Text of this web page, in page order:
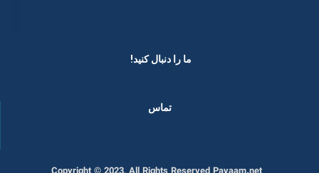
ما را دنبال کنید! ​
تماس